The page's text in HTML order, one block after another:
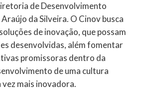
de Desenvolvimento
da Silveira. O Cinov busca
de inovação, que possam
desenvolvidas, além fomentar
promissoras dentro da
de uma cultura
mais inovadora.